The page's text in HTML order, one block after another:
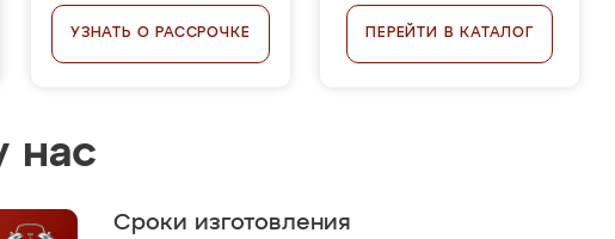
УЗНАТЬ О РАССРОЧКЕ ПЕРЕЙТИ В КАТАЛОГ
нас
Сроки изготовления